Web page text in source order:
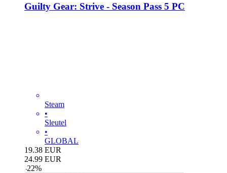
Guilty Gear: Strive - Season Pass 5 PC
Steam
•
Sleutel
•
GLOBAL
19.38 EUR
24.99 EUR
-22%